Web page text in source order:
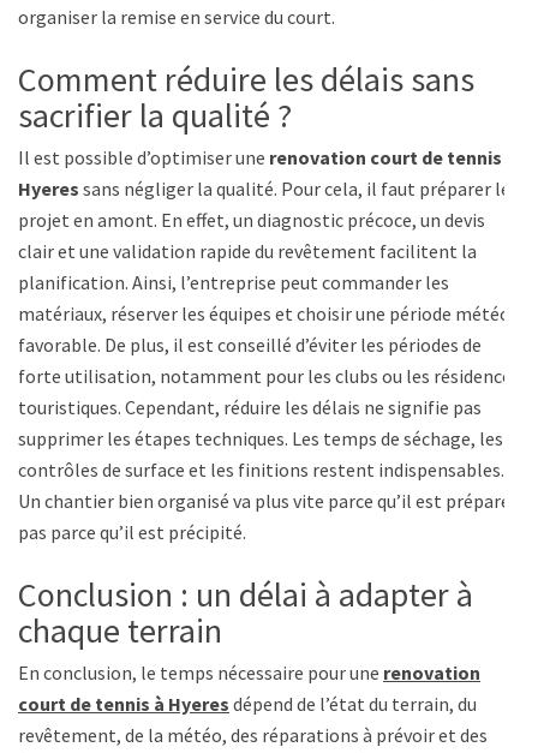
organiser la remise en service du court.
Comment réduire les délais sans
sacrifier la qualité ?
Il est possible d’optimiser une renovation court de tennis à
Hyeres sans négliger la qualité. Pour cela, il faut préparer le
projet en amont. En effet, un diagnostic précoce, un devis
clair et une validation rapide du revêtement facilitent la
planification. Ainsi, l’entreprise peut commander les
matériaux, réserver les équipes et choisir une période météo
favorable. De plus, il est conseillé d’éviter les périodes de
forte utilisation, notamment pour les clubs ou les résidences
touristiques. Cependant, réduire les délais ne signifie pas
supprimer les étapes techniques. Les temps de séchage, les
contrôles de surface et les finitions restent indispensables.
Un chantier bien organisé va plus vite parce qu’il est préparé,
pas parce qu’il est précipité.
Conclusion : un délai à adapter à
chaque terrain
En conclusion, le temps nécessaire pour une renovation
court de tennis à Hyeres dépend de l’état du terrain, du
revêtement, de la météo, des réparations à prévoir et des